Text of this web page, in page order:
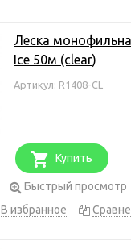
Леска
Ice 50м (clear)
Артикул: R1408-CL
Купить
Быстрый просмотр
В избранное